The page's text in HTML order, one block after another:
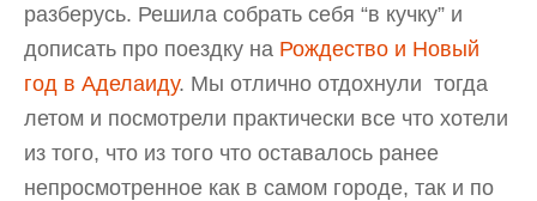
разберусь. Решила собрать себя “в кучку” и
дописать про поездку на Рождество и Новый
год в Аделаиду. Мы отлично отдохнули тогда
летом и посмотрели практически все что хотели
из того, что из того что оставалось ранее
непросмотренное как в самом городе, так и по